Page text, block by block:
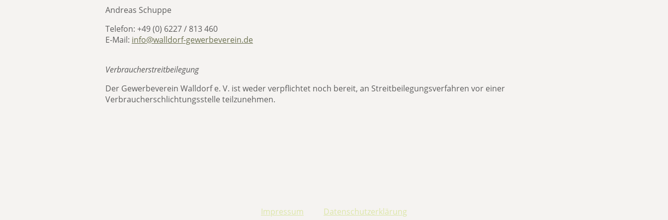
Andreas Schuppe
Telefon: +49 (0) 6227 / 813 460
E-Mail: info@walldorf-gewerbeverein.de
Verbraucher­streit­beilegung
Der Gewerbeverein Walldorf e. V. ist weder verpflichtet noch bereit, an Streitbeilegungsverfahren vor einer
Verbraucherschlichtungsstelle teilzunehmen.
Impressum Datenschutzerklärung